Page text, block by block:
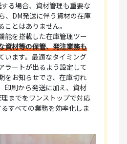
る場合、資材管理も重要な
、DM発送に伴う資材の在庫
とはありません。
能を搭載した在庫管理ツー
資材等の保管、発注業務も
います。最適なタイミング
ラートが出るよう設定して
をお知らせでき、在庫切れ
印刷から発送に加え、資材
までをワンストップで対応
すべての業務を効率化しま